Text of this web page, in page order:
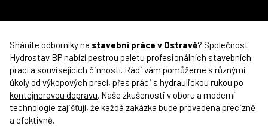
Sháníte odborníky na stavební práce v Ostravě? Společnost
Hydrostav BP nabízí pestrou paletu profesionálních stavebních
prací a souvisejících činností. Rádi vám pomůžeme s různými
úkoly od výkopových prací, přes práci s hydraulickou rukou po
kontejnerovou dopravu. Naše zkušenosti v oboru a moderní
technologie zajišťují, že každá zakázka bude provedena precizně
a efektivně.